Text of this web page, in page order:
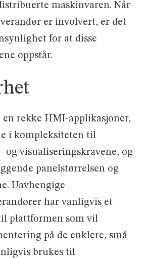
maskinvaren. Når
er involvert, er det
for at disse
oppstår.
rekke HMI-applikasjoner,
i kompleksiteten til
og visualiseringskravene, og
panelstørrelsen og
Uavhengige
har vanligvis et
plattformen som vil
på de enklere, små
brukes til